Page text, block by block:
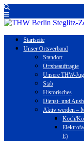
Startseite
Unser Ortsverband
Standort
Ortsbeauftragte
Unsere THW-
Stab
Historisches
Dienst- und
Aktiv werden –
Koch/
E)